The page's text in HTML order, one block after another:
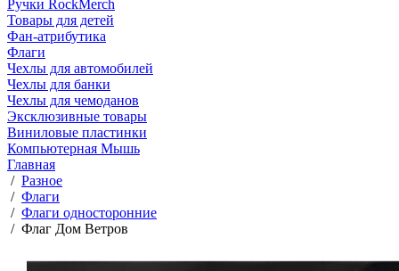
Ручки RockMerch
Товары для детей
Фан-атрибутика
Флаги
Чехлы для автомобилей
Чехлы для банки
Чехлы для чемоданов
Эксклюзивные товары
Виниловые пластинки
Компьютерная Мышь
Главная
/ Разное
/ Флаги
/ Флаги односторонние
/ Флаг Дом Ветров